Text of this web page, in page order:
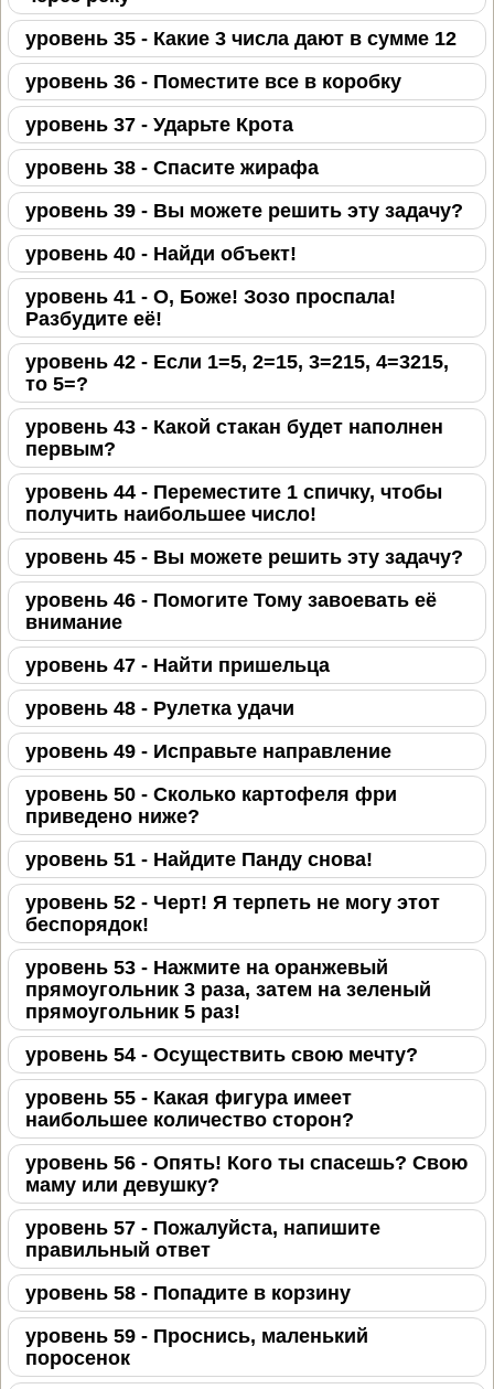
уровень 35 - Какие 3 числа дают в сумме 12
уровень 36 - Поместите все в коробку
уровень 37 - Ударьте Крота
уровень 38 - Спасите жирафа
уровень 39 - Вы можете решить эту задачу?
уровень 40 - Найди объект!
уровень 41 - О, Боже! Зозо проспала!
Разбудите её!
уровень 42 - Если 1=5, 2=15, 3=215, 4=3215,
то 5=?
уровень 43 - Какой стакан будет наполнен
первым?
уровень 44 - Переместите 1 спичку, чтобы
получить наибольшее число!
уровень 45 - Вы можете решить эту задачу?
уровень 46 - Помогите Тому завоевать её
внимание
уровень 47 - Найти пришельца
уровень 48 - Рулетка удачи
уровень 49 - Исправьте направление
уровень 50 - Сколько картофеля фри
приведено ниже?
уровень 51 - Найдите Панду снова!
уровень 52 - Черт! Я терпеть не могу этот
беспорядок!
уровень 53 - Нажмите на оранжевый
прямоугольник 3 раза, затем на зеленый
прямоугольник 5 раз!
уровень 54 - Осуществить свою мечту?
уровень 55 - Какая фигура имеет
наибольшее количество сторон?
уровень 56 - Опять! Кого ты спасешь? Свою
маму или девушку?
уровень 57 - Пожалуйста, напишите
правильный ответ
уровень 58 - Попадите в корзину
уровень 59 - Проснись, маленький
поросенок